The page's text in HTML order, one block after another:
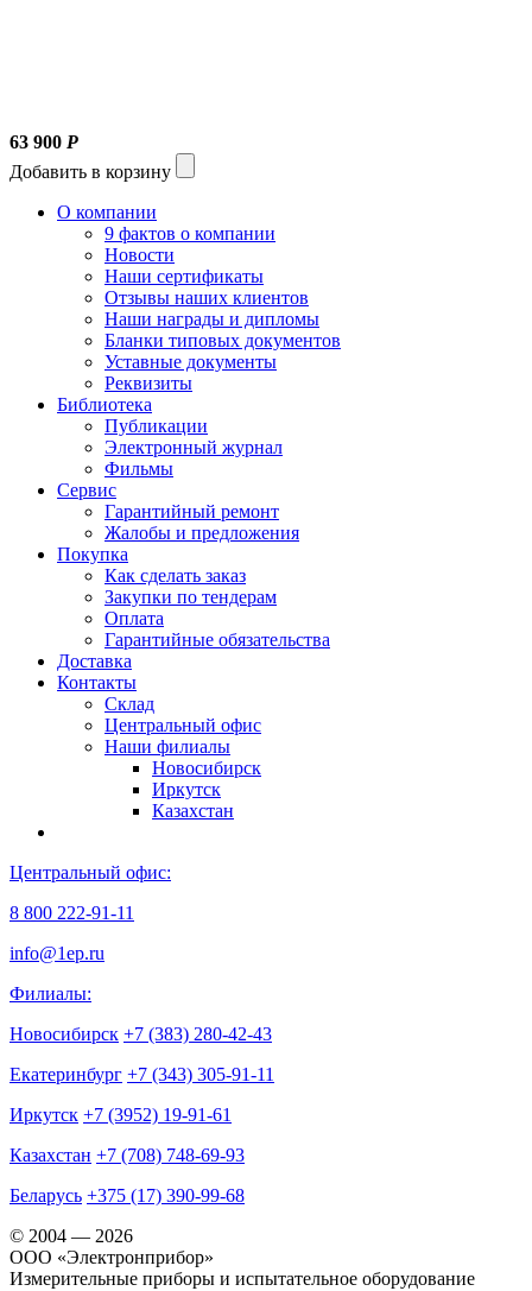
63 900 Р
Добавить в корзину
О компании
9 фактов о компании
Новости
Наши сертификаты
Отзывы наших клиентов
Наши награды и дипломы
Бланки типовых документов
Уставные документы
Реквизиты
Библиотека
Публикации
Электронный журнал
Фильмы
Сервис
Гарантийный ремонт
Жалобы и предложения
Покупка
Как сделать заказ
Закупки по тендерам
Оплата
Гарантийные обязательства
Доставка
Контакты
Склад
Центральный офис
Наши филиалы
Новосибирск
Иркутск
Казахстан
Центральный офис:
8 800 222-91-11
info@1ep.ru
Филиалы:
Новосибирск +7 (383) 280-42-43
Екатеринбург +7 (343) 305-91-11
Иркутск +7 (3952) 19-91-61
Казахстан +7 (708) 748-69-93
Беларусь +375 (17) 390-99-68
© 2004 — 2026
OOO «Электронприбор»
Измерительные приборы и испытательное оборудование